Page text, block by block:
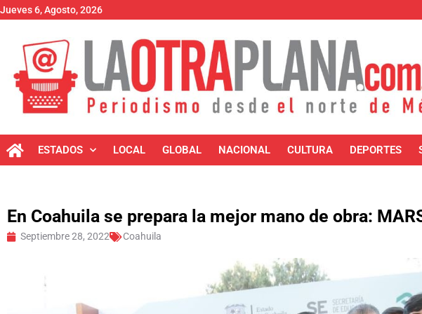
Jueves 6, Agosto, 2026
ESTADOS LOCAL GLOBAL NACIONAL CULTURA DEPORTES
En Coahuila se prepara la mejor mano de obra:
Septiembre 28, 2022 Coahuila